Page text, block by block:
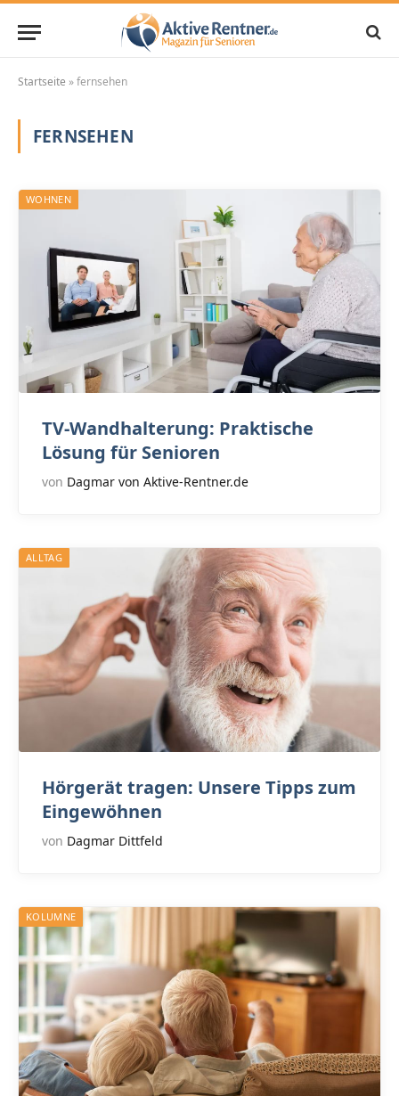
Startseite »fernsehen
FERNSEHEN
WOHNEN
TV-Wandhalterung: Praktische
Lösung für Senioren
von Dagmar von Aktive-Rentner.de
ALLTAG
Hörgerät tragen: Unsere Tipps zum
Eingewöhnen
von Dagmar Dittfeld
KOLUMNE